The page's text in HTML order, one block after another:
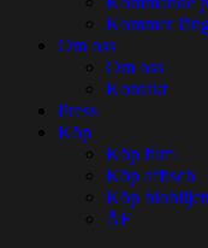
Kommer
Om oss
Om oss
Kontakt
Press
Köp
Köp film
Köp affisch
Köp
ÅF